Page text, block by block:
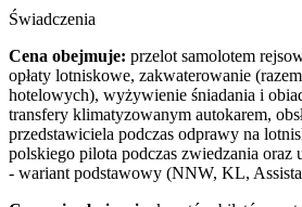
Świadczenia
Cena obejmuje: przelot samolotem
opłaty lotniskowe, zakwaterowanie
hotelowych), wyżywienie śniadania i
transfery klimatyzowanym autokarem,
przedstawiciela podczas odprawy na
polskiego pilota podczas zwiedzania oraz
- wariant podstawowy (NNW, KL,